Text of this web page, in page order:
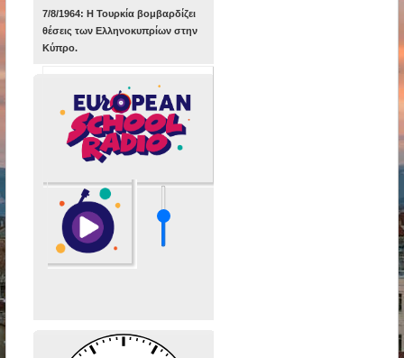
7/8/1964: Η Τουρκία βομβαρδίζει
θέσεις των Ελληνοκυπρίων στην
Κύπρο.